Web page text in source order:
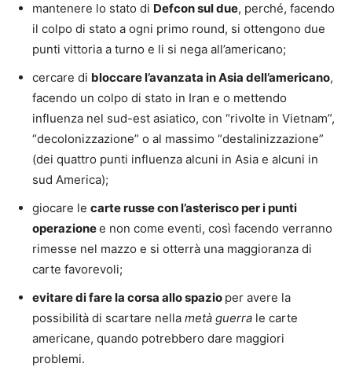
mantenere lo stato di Defcon sul due, perché, facendo
il colpo di stato a ogni primo round, si ottengono due
punti vittoria a turno e li si nega all’americano;
cercare di bloccare l’avanzata in Asia dell’americano,
facendo un colpo di stato in Iran e o mettendo
influenza nel sud-est asiatico, con “rivolte in Vietnam”,
“decolonizzazione” o al massimo “destalinizzazione”
(dei quattro punti influenza alcuni in Asia e alcuni in
sud America);
giocare le carte russe con l’asterisco per i punti
operazionee non come eventi, così facendo verranno
rimesse nel mazzo e si otterrà una maggioranza di
carte favorevoli;
evitare di fare la corsa allo spazio per avere la
possibilità di scartare nella metà guerra le carte
americane, quando potrebbero dare maggiori
problemi.